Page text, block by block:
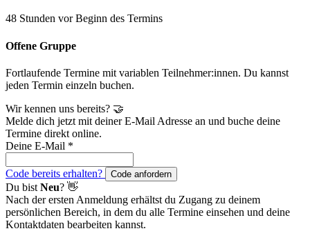
48 Stunden vor Beginn des Termins
Offene Gruppe
Fortlaufende Termine mit variablen Teilnehmer:innen. Du kannst
jeden Termin einzeln buchen.
Wir kennen uns bereits? 🤝
Melde dich jetzt mit deiner E-Mail Adresse an und buche deine
Termine direkt online.
Deine E-Mail *
Code bereits erhalten? Code anfordern
Du bist Neu? 👋
Nach der ersten Anmeldung erhältst du Zugang zu deinem
persönlichen Bereich, in dem du alle Termine einsehen und deine
Kontaktdaten bearbeiten kannst.